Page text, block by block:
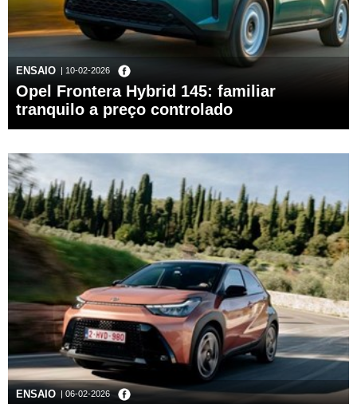
ENSAIO | 10-02-2026
Opel Frontera Hybrid 145: familiar
tranquilo a preço controlado
ENSAIO | 06-02-2026